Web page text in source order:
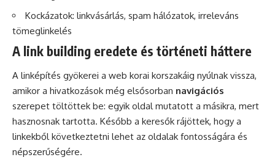
Kockázatok: linkvásárlás, spam hálózatok, irreleváns
tömeglinkelés
A link building eredete és történeti háttere
A linképítés gyökerei a web korai korszakáig nyúlnak vissza,
amikor a hivatkozások még elsősorban navigációs
szerepet töltöttek be: egyik oldal mutatott a másikra, mert
hasznosnak tartotta. Később a keresők rájöttek, hogy a
linkekből következtetni lehet az oldalak fontosságára és
népszerűségére.